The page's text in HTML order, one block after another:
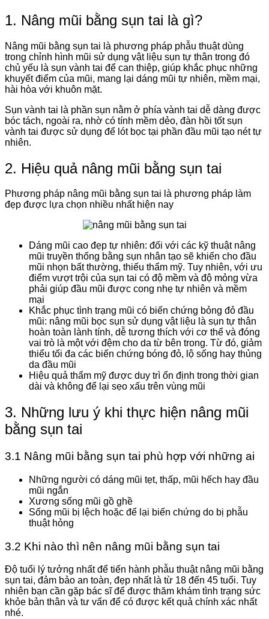
1. Nâng mũi bằng sụn tai là gì?
Nâng mũi bằng sụn tai là phương pháp phẫu thuật dùng
trong chỉnh hình mũi sử dụng vật liệu sụn tự thân trong đó
chủ yếu là sụn vành tai để can thiệp, giúp khắc phục những
khuyết điểm của mũi, mang lại dáng mũi tự nhiên, mềm mại,
hài hòa với khuôn mặt.
Sụn vành tai là phần sụn nằm ở phía vành tai dễ dàng được
bóc tách, ngoài ra, nhờ có tính mềm dẻo, đàn hồi tốt sụn
vành tai được sử dụng để lót bọc tại phần đầu mũi tạo nét tự
nhiên.
2. Hiệu quả nâng mũi bằng sụn tai
Phương pháp nâng mũi bằng sụn tai là phương pháp làm
đẹp được lựa chọn nhiều nhất hiện nay
Dáng mũi cao đẹp tự nhiên: đối với các kỹ thuật nâng
mũi truyền thống bằng sụn nhân tạo sẽ khiến cho đầu
mũi nhọn bất thường, thiếu thẩm mỹ. Tuy nhiên, với ưu
điểm vượt trội của sụn tai có độ mềm và độ mỏng vừa
phải giúp đầu mũi được cong nhẹ tự nhiên và mềm
mại
Khắc phục tình trạng mũi có biến chứng bỏng đỏ đầu
mũi: nâng mũi bọc sụn sử dụng vật liệu là sụn tự thân
hoàn toàn lành tính, dễ tương thích với cơ thể và đóng
vai trò là một với đệm cho da từ bên trong. Từ đó, giảm
thiểu tối đa các biến chứng bóng đỏ, lộ sống hay thủng
da đầu mũi
Hiệu quả thẩm mỹ được duy trì ổn định trong thời gian
dài và không để lại sẹo xấu trên vùng mũi
3. Những lưu ý khi thực hiện nâng mũi
bằng sụn tai
3.1 Nâng mũi bằng sụn tai phù hợp với những ai
Những người có dáng mũi tẹt, thấp, mũi hếch hay đầu
mũi ngắn
Xương sống mũi gồ ghề
Sống mũi bị lệch hoặc để lại biến chứng do bị phẫu
thuật hỏng
3.2 Khi nào thì nên nâng mũi bằng sụn tai
Độ tuổi lý tưởng nhất để tiến hành phẫu thuật nâng mũi bằng
sụn tai, đảm bảo an toàn, đẹp nhất là từ 18 đến 45 tuổi. Tuy
nhiên bạn cần gặp bác sĩ để được thăm khám tình trạng sức
khỏe bản thân và tư vấn để có được kết quả chính xác nhất
nhé.